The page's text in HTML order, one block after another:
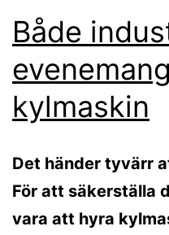
Både
kylmaskin
Det händer tyvärr
För att säkerställa
vara att hyra